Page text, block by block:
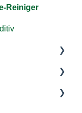
Reiniger